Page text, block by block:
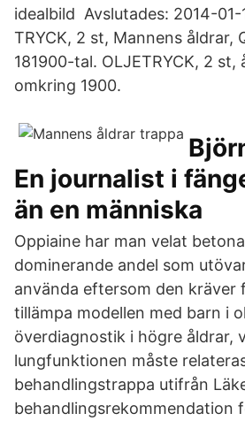
idealbild Avslutades: 2014-01-
TRYCK, 2 st, Mannens åldrar,
181900-tal. OLJETRYCK, 2 st,
omkring 1900.
En journalist i
än en människa
Oppiaine har man velat
dominerande andel som
använda eftersom den kräver
tillämpa modellen med barn i
överdiagnostik i högre åldrar,
lungfunktionen måste
behandlingstrappa utifrån
behandlingsrekommendation